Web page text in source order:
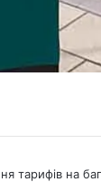
тарифів на